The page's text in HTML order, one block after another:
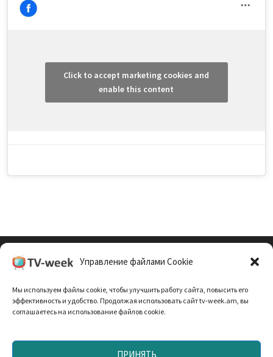
Управление файлами Cookie
Мы используем файлы cookie, чтобы улучшить работу сайта, повысить его
эффективность и удобство. Продолжая использовать сайт tv-week.am, вы
соглашаетесь на использование файлов cookie.
ПРИНЯТЬ
Click to accept marketing cookies and
enable this content
Политика Конфиденциальности